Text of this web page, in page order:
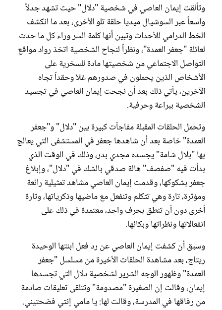
وتألقت إيمان العاصي في شخصية "دلال" حيث تشهد جدلاً
واسعاً عبر السوشيال ميديا حلقة تلو الأخرى، بعد ما انكشف
الخط الدرامي للأحداث وتبين أنها كلمة السر وراء كل ما حدث
لعائلة "جعفر العمدة"، ونظراً لنجاح الشخصية اتخذ رواد مواقع
التواصل الاجتماعي من شخصيتها مادة للسخرية على
الأشخاص الذين يحملون في صدورهم غلاَ وحقداً تجاه
الآخرين، يأتي ذلك بعد أن نجحت إيمان العاصي في تجسيد
الشخصية ببراعة وحرفية.
وتحمل الحلقات المقبلة مفاجآت كبيرة بين "دلال" و"جعفر
العمدة" خاصة بعد أن شاهدها جعفر في المستشفى التي يعالج
بها "بلال شامة" يجسده مجدي بدر، وذلك في الوقت الذي
بدأت فيه "صفصف" هالة صدقي بالشك في "دلال"، وإبلاغ
جعفر بشكوكها، وقدمت إيمان العاصي مشاهد تمثيلية رائعة
ومؤثرة، تارة وهي تتكلم وتنفعل مع ماضيها وذكرياتها، وتارة
أخرى دون أن تنطق بحرف واحد، معتمدة في ذلك على
انفعالاتها ونظراتها وبكائها.
وسبق أن كشفت إيمان العاصي عن رد فعل ابنتها الوحيدة
ريتاج، بعد مشاهدة الحلقات الأخيرة من مسلسل "جعفر
العمدة" وظهور الوجه الشرير لشخصية دلال التي تجسدها
إيمان، وقالت إن الصغيرة "مصدومة" وتتلقى تعليقات صادمة
من رفاقها في المدرسة، وقالت لها: يا مامي إنتي فضحتيني.
غلاف رفمي